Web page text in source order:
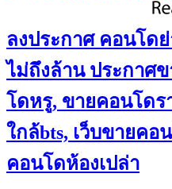
ลงประกาศ คอนโด
ไม่ถึงล้าน ประกาศ
โดหรู, ขายคอนโด
ใกล้bts, เว็บขายค
คอนโดห้องเปล่า